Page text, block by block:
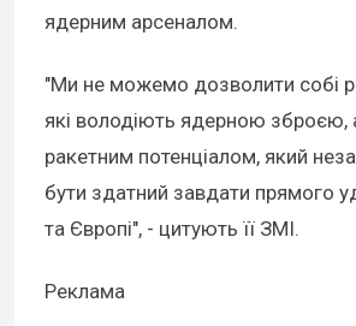
ядерним арсеналом.
"Ми не можемо дозволити собі
які володіють ядерною зброєю,
ракетним потенціалом, який
бути здатний завдати прямого
та Європі", - цитують її ЗМІ.
Реклама